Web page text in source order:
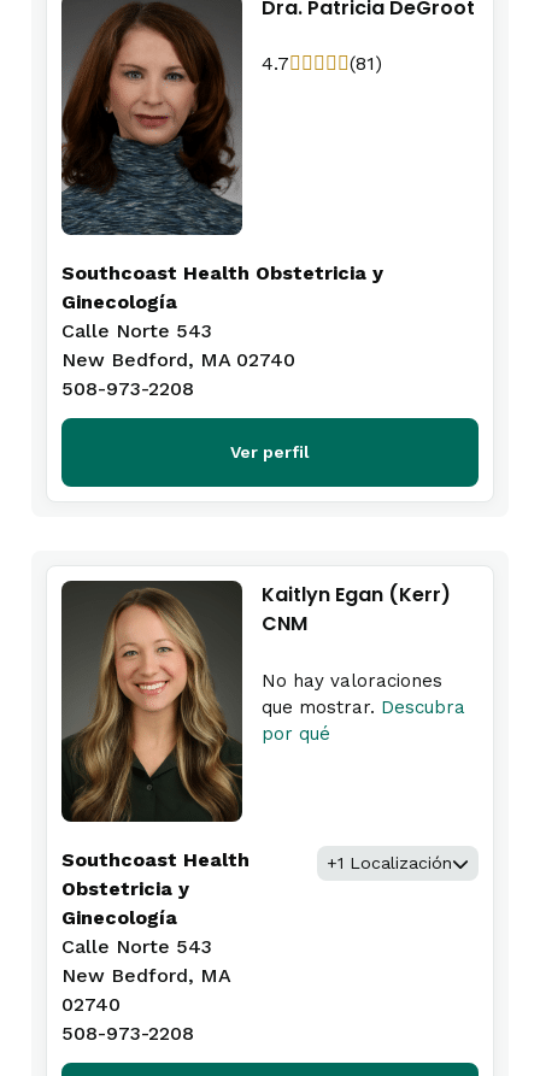
Dra. Patricia DeGroot
4.7 (81)
Southcoast Health Obstetricia y
Ginecología
Calle Norte 543
New Bedford, MA 02740
508-973-2208
Ver perfil
Kaitlyn Egan (Kerr)
CNM
No hay valoraciones
que mostrar. Descubra
por qué
Southcoast Health
Obstetricia y
Ginecología
Calle Norte 543
New Bedford, MA
02740
508-973-2208
+1 Localización